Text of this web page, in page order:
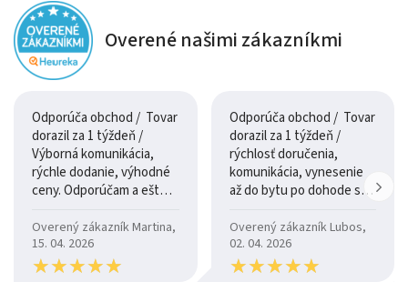
klasicky zariadených interiérov.
Údržba
používajte prípravky určené na kožu
chráňte pred priamym slnečným žiarením
vyhnite sa agresívnym chemikáliám
raz za čas ošetrite kožu hydratačným prípravkom
Tip od Žltej Haly
Overené našimi zákazníkmi
Odporúča obchod / Tovar
dorazil za 1 týždeň /
Výborná komunikácia,
rýchle dodanie, výhodné
ceny. Odporúčam a ešte
Overený zákazník Martina,
15. 04. 2026
★★★★★
★★★★★
Odporúča obchod / Tovar
dorazil za 1 týždeň /
rýchlosť doručenia,
komunikácia, vynesenie
až do bytu po dohode so
Overený zákazník Lubos,
02. 04. 2026
★★★★★
★★★★★